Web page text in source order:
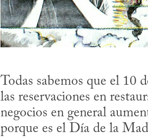
Todas sabemos que el 10
las reservaciones en
negocios en general
porque es el Día de la